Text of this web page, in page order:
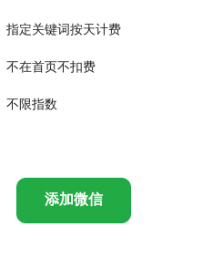
指定关键词按天计费
不在首页不扣费
不限指数
添加微信